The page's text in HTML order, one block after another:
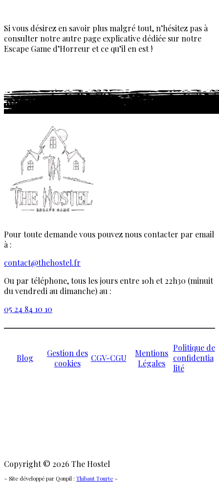
Si vous désirez en savoir plus malgré tout, n’hésitez pas à
consulter notre autre page explicative dédiée sur notre
Escape Game d’Horreur et ce qu’il en est !
Pour toute demande vous pouvez nous contacter par email
à :
contact@thehostel.fr
Ou par téléphone, tous les jours entre 10h et 22h30 (minuit
du vendredi au dimanche) au :
05 24 84 10 10
Blog
Gestion des
cookies
CGV-CGU
Mentions
Légales
Politique de
confidentia
lité
Copyright © 2026 The Hostel
~ Site développé par Qonpil : Thibaut Tourte ~